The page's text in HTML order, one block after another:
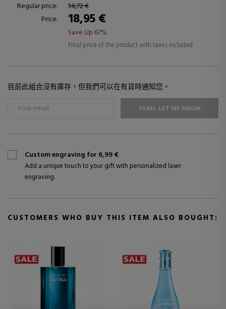
Regular price:
56,72 €
Price:
18,95 €
Save Up 67%
Final price of the product with taxes included
目前此組合沒有庫存，但我們可以在有貨時通知您。
YEAH, LET ME KNOW
Custom engraving for 6,99 €
Add a unique touch to your gift with personalized laser
engraving.
CUSTOMERS WHO BUY THIS ITEM ALSO BOUGHT: